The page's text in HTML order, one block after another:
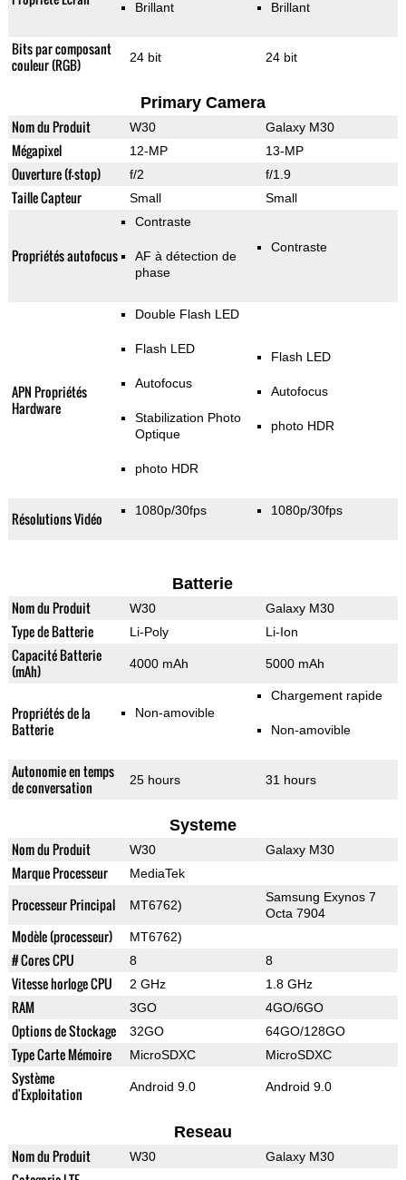
Brillant Brillant
Bits par composant
couleur (RGB)
24 bit 24 bit
Primary Camera
Nom du Produit W30 Galaxy M30
Mégapixel 12-MP 13-MP
Ouverture (f-stop) f/2 f/1.9
Taille Capteur Small Small
Propriétés autofocus
Contraste
AF à détection de
phase
Contraste
APN Propriétés
Hardware
Double Flash LED
Flash LED
Autofocus
Stabilization Photo
Optique
photo HDR
Flash LED
Autofocus
photo HDR
Résolutions Vidéo 1080p/30fps 1080p/30fps
Batterie
Nom du Produit W30 Galaxy M30
Type de Batterie Li-Poly Li-Ion
Capacité Batterie
(mAh)
4000 mAh 5000 mAh
Propriétés de la
Batterie
Non-amovible
Chargement rapide
Non-amovible
Autonomie en temps
de conversation
25 hours 31 hours
Systeme
Nom du Produit W30 Galaxy M30
Marque Processeur MediaTek
Processeur Principal MT6762)
Samsung Exynos 7
Octa 7904
Modèle (processeur) MT6762)
# Cores CPU 8 8
Vitesse horloge CPU 2 GHz 1.8 GHz
RAM 3GO 4GO/6GO
Options de Stockage 32GO 64GO/128GO
Type Carte Mémoire MicroSDXC MicroSDXC
Système
d'Exploitation
Android 9.0 Android 9.0
Reseau
Nom du Produit W30 Galaxy M30